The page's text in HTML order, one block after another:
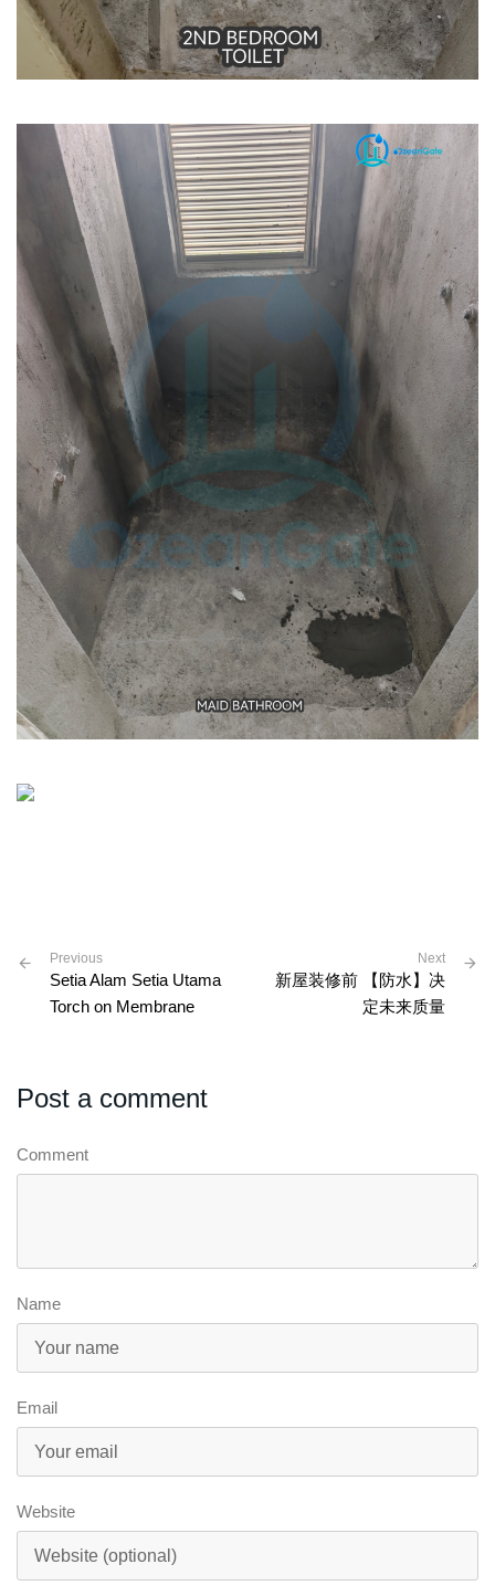
Previous
Setia Alam Setia Utama
Torch on Membrane
Next
新屋装修前 【防水】决
定未来质量
Post a comment
Comment
Name
Email
Website